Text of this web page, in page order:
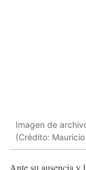
Imagen de
(Crédito:
Ante su ausencia y